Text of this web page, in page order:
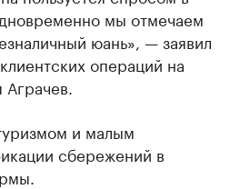
мы отмечаем
юань», — заявил
операций на
и малым
сбережений в